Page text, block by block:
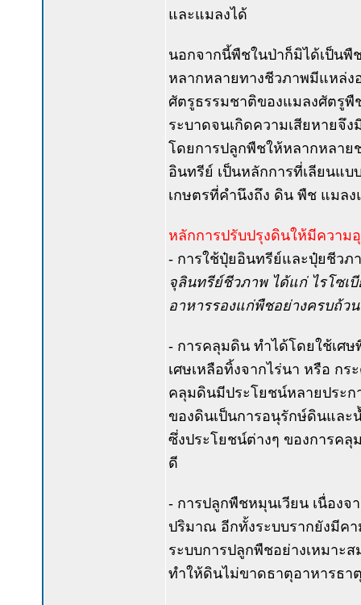
และแมลงได้
นอกจากนี้พืชในป่าก็มิได้เป็น
หลากหลายทางชีวภาพมีแหล่ง
ศัตรูธรรมชาติของแมลงศัตรู
ระบาดจนเกิดความเสียหายจึ
โดยการปลูกพืชให้หลากหลาย
อินทรีย์ เป็นหลักการที่เลียนแ
เกษตรที่คำนึงถึง ดิน พืช แมล
หลักการปรับปรุงดินให้มีควา
- การใช้ปุ๋ยอินทรีย์และปุ๋ยชีว
จุลินทรีย์ชีวภาพ ได้แก่ ไรโซเ
อาหารรองแก่พืชอย่างครบถ้ว
- การคลุมดิน ทำได้โดยใช้เศ
เศษเหลือทิ้งจากไร่นา หรือ ก
คลุมดินมีประโยชน์หลายประ
ของดินเป็นการอนุรักษ์ดินแล
ซึ่งประโยชน์ต่างๆ ของการคลุ
ดี
- การปลูกพืชหมุนเวียน เนื่อง
ปริมาณ อีกทั้งระบบรากยังมีค
ระบบการปลูกพืชอย่างเหมาะ
ทำให้ดินไม่ขาดธาตุอาหารธา